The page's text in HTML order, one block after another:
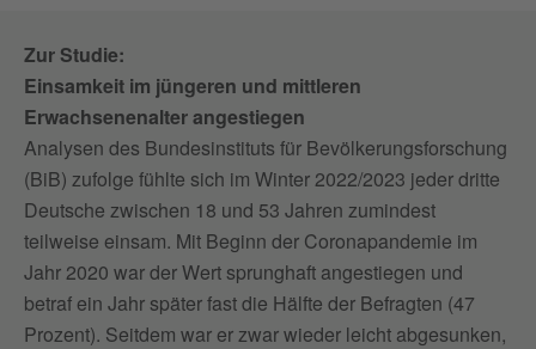
Zur Studie:
Einsamkeit im jüngeren und mittleren
Erwachsenenalter angestiegen
Analysen des Bundesinstituts für Bevölkerungsforschung
(BiB) zufolge fühlte sich im Winter 2022/2023 jeder dritte
Deutsche zwischen 18 und 53 Jahren zumindest
teilweise einsam. Mit Beginn der Coronapandemie im
Jahr 2020 war der Wert sprunghaft angestiegen und
betraf ein Jahr später fast die Hälfte der Befragten (47
Prozent). Seitdem war er zwar wieder leicht abgesunken,